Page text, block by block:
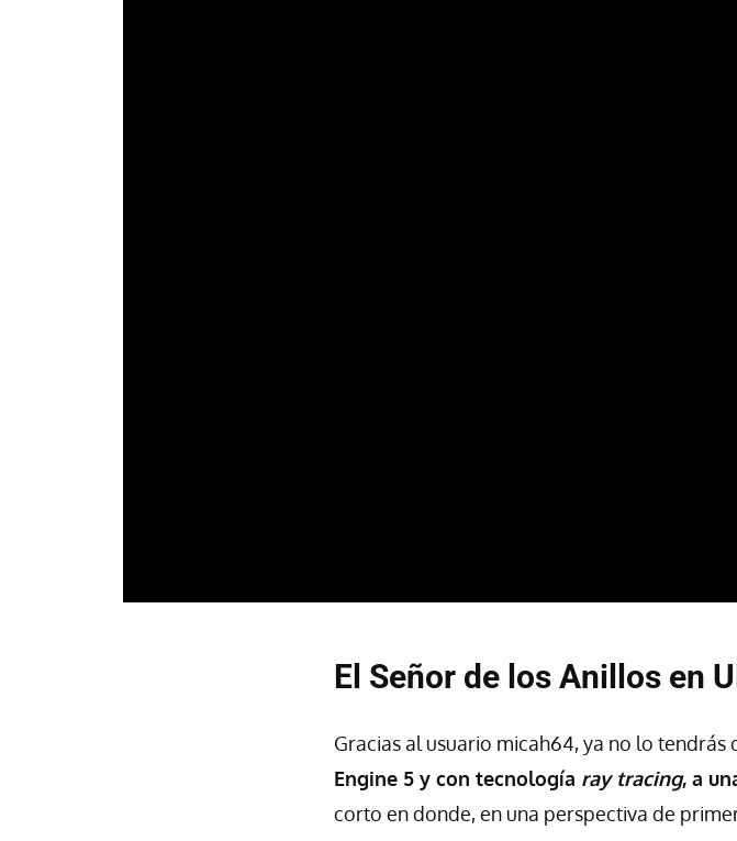
El Señor de los Anillos en
Gracias al usuario micah64, ya no lo tendrás
Engine 5 y con tecnología ray tracing, a
corto en donde, en una perspectiva de